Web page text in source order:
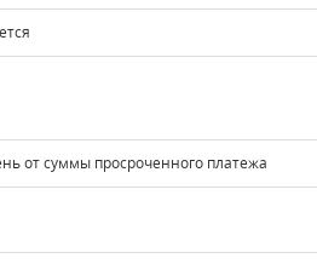
от суммы просроченного платежа